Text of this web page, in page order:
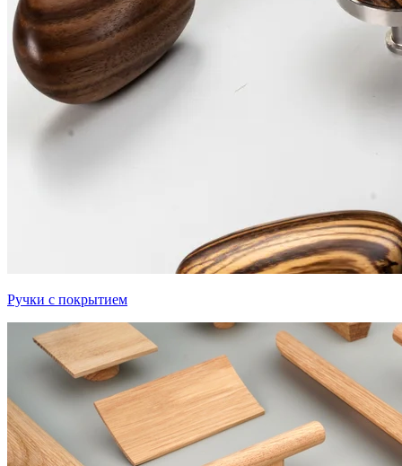
Ручки с покрытием